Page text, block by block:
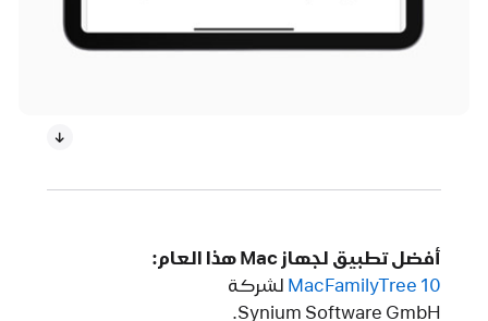
أفضل تطبيق لجهاز Mac هذا العام:
MacFamilyTree 10‏ لشركة
Synium Software GmbH.